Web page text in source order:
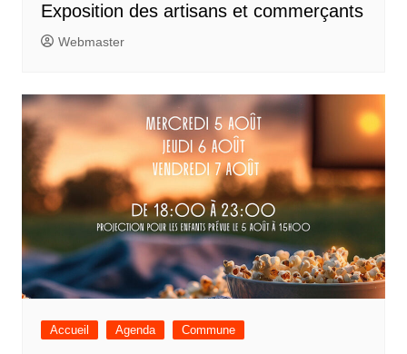
Exposition des artisans et commerçants
Webmaster
Accueil Agenda Commune